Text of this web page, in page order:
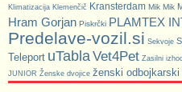
Klimatizacija Klemenčič Kransterdam Mik Mik
Hram Gorjan Piskrčki PLAMTEX
Predelave-vozil.si Sekvoje
Teleport uTablaVet4Pet Zasilni izhod
JUNIOR Ženske dvojice ženski odbojkarski